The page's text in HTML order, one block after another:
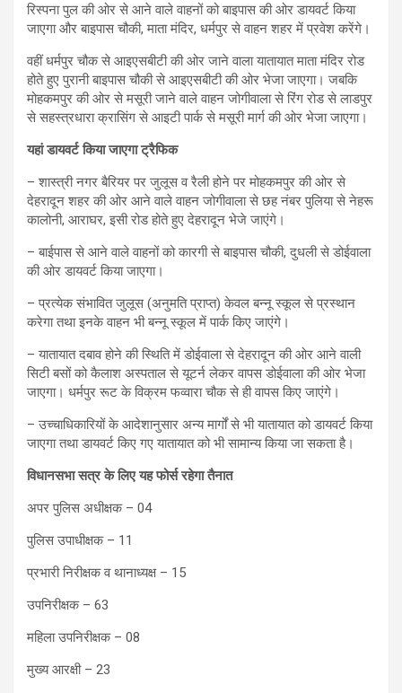
रिस्पना पुल की ओर से आने वाले वाहनों को बाइपास की ओर डायवर्ट किया
जाएगा और बाइपास चौकी, माता मंदिर, धर्मपुर से वाहन शहर में प्रवेश करेंगे।
वहीं धर्मपुर चौक से आइएसबीटी की ओर जाने वाला यातायात माता मंदिर रोड
होते हुए पुरानी बाइपास चौकी से आइएसबीटी की ओर भेजा जाएगा। जबकि
मोहकमपुर की ओर से मसूरी जाने वाले वाहन जोगीवाला से रिंग रोड से लाडपुर
से सहस्त्रधारा क्रासिंग से आइटी पार्क से मसूरी मार्ग की ओर भेजा जाएगा।
यहां डायवर्ट किया जाएगा ट्रैफिक
– शास्त्री नगर बैरियर पर जुलूस व रैली होने पर मोहकमपुर की ओर से
देहरादून शहर की ओर आने वाले वाहन जोगीवाला से छह नंबर पुलिया से नेहरू
कालोनी, आराघर, इसी रोड होते हुए देहरादून भेजे जाएंगे।
– बाईपास से आने वाले वाहनों को कारगी से बाइपास चौकी, दुधली से डोईवाला
की ओर डायवर्ट किया जाएगा।
– प्रत्येक संभावित जुलूस (अनुमति प्राप्त) केवल बन्नू स्कूल से प्रस्थान
करेगा तथा इनके वाहन भी बन्नू स्कूल में पार्क किए जाएंगे।
– यातायात दबाव होने की स्थिति में डोईवाला से देहरादून की ओर आने वाली
सिटी बसों को कैलाश अस्पताल से यूटर्न लेकर वापस डोईवाला की ओर भेजा
जाएगा। धर्मपुर रूट के विक्रम फव्वारा चौक से ही वापस किए जाएंगे।
– उच्चाधिकारियों के आदेशानुसार अन्य मार्गों से भी यातायात को डायवर्ट किया
जाएगा तथा डायवर्ट किए गए यातायात को भी सामान्य किया जा सकता है।
विधानसभा सत्र के लिए यह फोर्स रहेगा तैनात
अपर पुलिस अधीक्षक – 04
पुलिस उपाधीक्षक – 11
प्रभारी निरीक्षक व थानाध्यक्ष – 15
उपनिरीक्षक – 63
महिला उपनिरीक्षक – 08
मुख्य आरक्षी – 23